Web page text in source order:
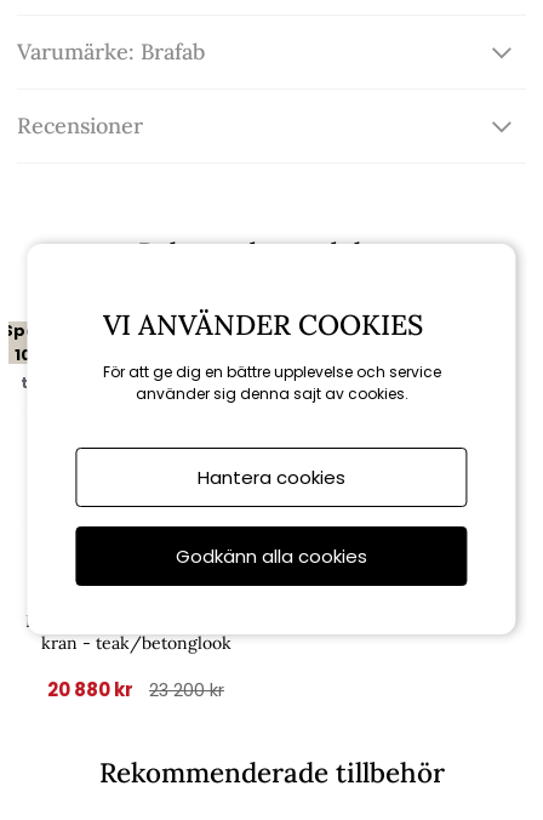
Varumärke: Brafab
Recensioner
Relaterade produkter
Spara
10%
till 16/8
Figalia utekök med vask och
kran - teak/betonglook
20 880 kr 23 200 kr
Rekommenderade tillbehör
VI ANVÄNDER COOKIES
För att ge dig en bättre upplevelse och service
använder sig denna sajt av cookies.
Hantera cookies
Godkänn alla cookies